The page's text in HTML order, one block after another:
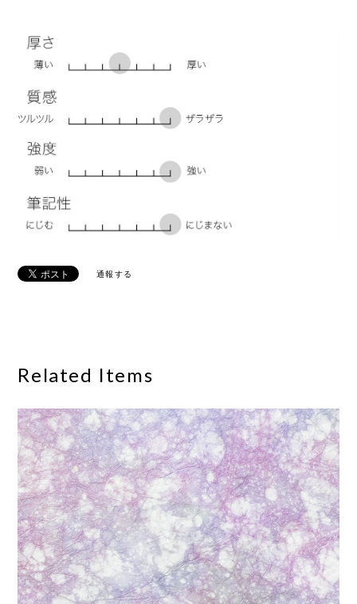
通報する
Related Items